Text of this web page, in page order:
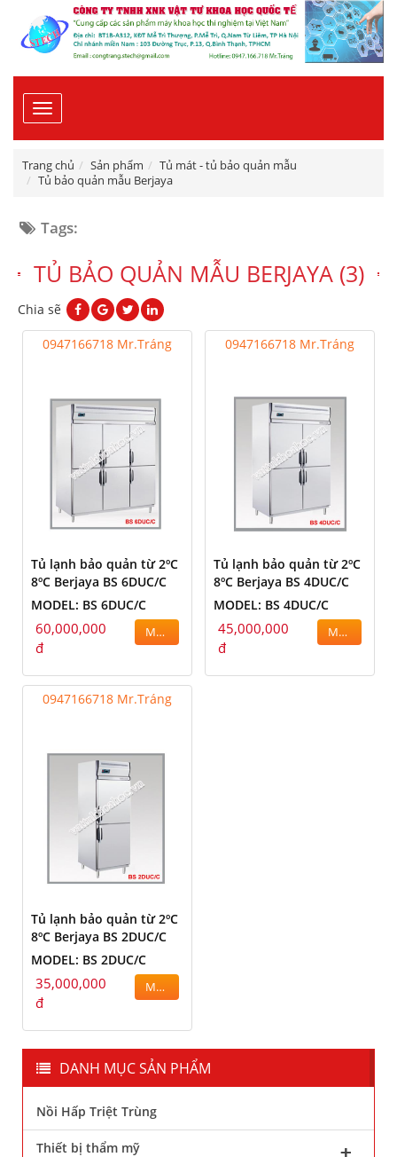
Toggle
navigation
Trang chủ Sản phẩm
Tủ mát - tủ bảo quản mẫu
Tủ bảo quản mẫu Berjaya
Tags:
TỦ BẢO QUẢN MẪU BERJAYA (3)
Chia sẽ
0947166718 Mr.Tráng
Tủ lạnh bảo quản từ 2ºC
8ºC Berjaya BS 6DUC/C
MODEL: BS 6DUC/C
60,000,000
đ
MUA
0947166718 Mr.Tráng
Tủ lạnh bảo quản từ 2ºC
8ºC Berjaya BS 4DUC/C
MODEL: BS 4DUC/C
45,000,000
đ
MUA
0947166718 Mr.Tráng
Tủ lạnh bảo quản từ 2ºC
8ºC Berjaya BS 2DUC/C
MODEL: BS 2DUC/C
35,000,000
đ
MUA
DANH MỤC SẢN PHẨM
Nồi Hấp Triệt Trùng
Thiết bị thẩm mỹ